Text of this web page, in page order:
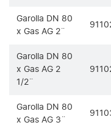
Garolla DN 80
x Gas AG 2¨
Garolla DN 80
x Gas AG 2
1/2¨
Garolla DN 80
x Gas AG 3¨